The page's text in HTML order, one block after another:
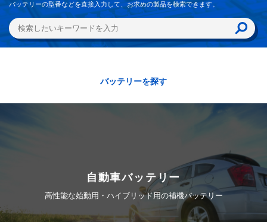
バッテリーの型番などを直接入力して、お求めの製品を検索できます。
バッテリーを探す
自動車バッテリー
高性能な始動用・ハイブリッド用の補機バッテリー